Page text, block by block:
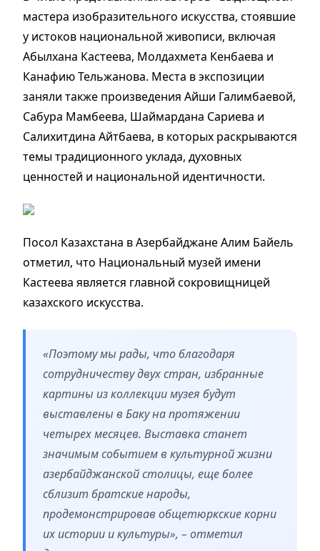
мастера изобразительного искусства, стоявшие
у истоков национальной живописи, включая
Абылхана Кастеева, Молдахмета Кенбаева и
Канафию Тельжанова. Места в экспозиции
заняли также произведения Айши Галимбаевой,
Сабура Мамбеева, Шаймардана Сариева и
Салихитдина Айтбаева, в которых раскрываются
темы традиционного уклада, духовных
ценностей и национальной идентичности.
Посол Казахстана в Азербайджане Алим Байель
отметил, что Национальный музей имени
Кастеева является главной сокровищницей
казахского искусства.
«Поэтому мы рады, что благодаря
сотрудничеству двух стран, избранные
картины из коллекции музея будут
выставлены в Баку на протяжении
четырех месяцев. Выставка станет
значимым событием в культурной жизни
азербайджанской столицы, еще более
сблизит братские народы,
продемонстрировав общетюркские корни
их истории и культуры», – отметил